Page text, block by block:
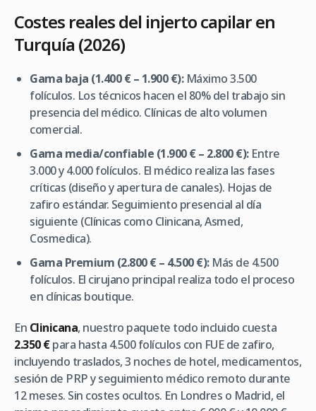
Costes reales del injerto capilar en
Turquía (2026)
Gama baja (1.400 € – 1.900 €):Máximo 3.500
folículos. Los técnicos hacen el 80% del trabajo sin
presencia del médico. Clínicas de alto volumen
comercial.
Gama media/confiable (1.900 € – 2.800 €):Entre
3.000 y 4.000 folículos. El médico realiza las fases
críticas (diseño y apertura de canales). Hojas de
zafiro estándar. Seguimiento presencial al día
siguiente (Clínicas como Clinicana, Asmed,
Cosmedica).
Gama Premium (2.800 € – 4.500 €):Más de 4.500
folículos. El cirujano principal realiza todo el proceso
en clínicas boutique.
En Clinicana, nuestro paquete todo incluido cuesta
2.350 €para hasta 4.500 folículos con FUE de zafiro,
incluyendo traslados, 3 noches de hotel, medicamentos,
sesión de PRP y seguimiento médico remoto durante
12 meses. Sin costes ocultos. En Londres o Madrid, el